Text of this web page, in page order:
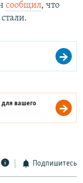
сообщил, что
вашего
Подпишитесь